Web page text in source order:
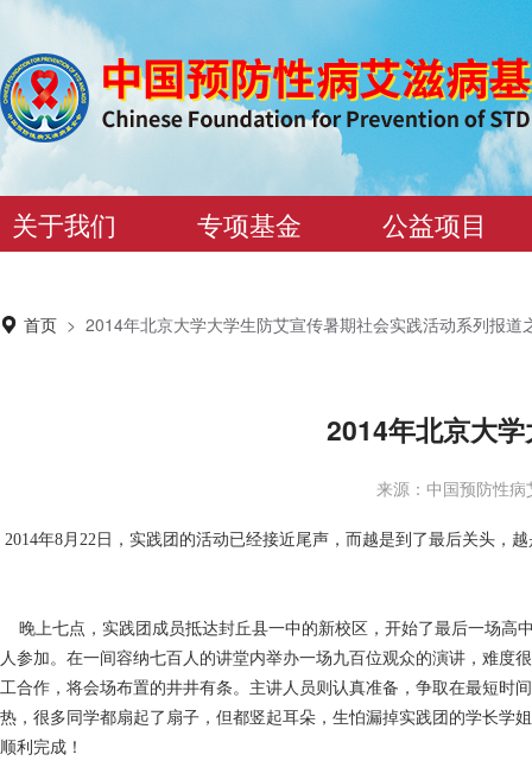
关于我们 专项基金 公益项目
首页 > 2014年北京大学大学生防艾宣传暑期社会实践活动系列报道
2014年北京大
来源：中国预防性
2014年8月22日，实践团的活动已经接近尾声，而越是到了最后关头，
晚上七点，实践团成员抵达封丘县一中的新校区，开始了最后一场高
人参加。在一间容纳七百人的讲堂内举办一场九百位观众的演讲，难
工合作，将会场布置的井井有条。主讲人员则认真准备，争取在最短时
热，很多同学都扇起了扇子，但都竖起耳朵，生怕漏掉实践团的学长学
顺利完成！